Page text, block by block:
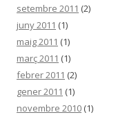
setembre 2011 (2)
juny 2011 (1)
maig 2011 (1)
març 2011 (1)
febrer 2011 (2)
gener 2011 (1)
novembre 2010 (1)